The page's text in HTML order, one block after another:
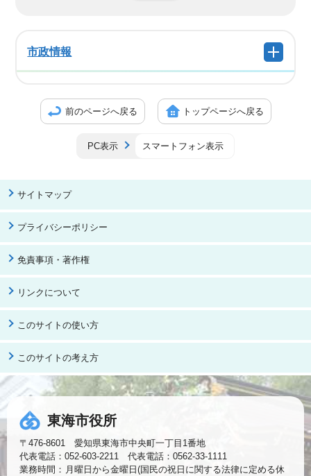
市政情報
前のページへ戻る トップページへ戻る
PC表示 スマートフォン表示
サイトマップ
プライバシーポリシー
免責事項・著作権
リンクについて
このサイトの使い方
このサイトの考え方
東海市役所
〒476-8601 愛知県東海市中央町一丁目1番地
代表電話：052-603-2211 代表電話：0562-33-1111
業務時間： 月曜日から金曜日(国民の祝日に関する法律に定める休